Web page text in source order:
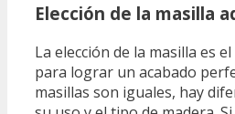
Elección de la masilla
La elección de la masilla es
para lograr un acabado
masillas son iguales, hay